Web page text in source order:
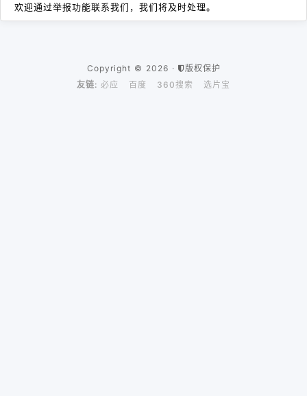
欢迎通过举报功能联系我们，我们将及时处理。
Copyright © 2026 ·
版权保护
友链: 必应 百度 360搜索 选片宝